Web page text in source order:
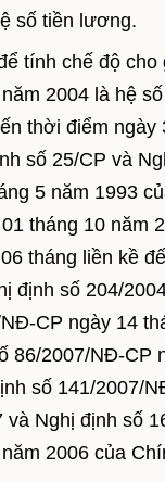
số tiền lương.
tính chế độ
2004 là hệ
thời điểm ngày
số 25/CP và
5 năm 1993
tháng 10 năm
tháng liền kề
định số 204/
CP ngày 14
86/2007/NĐ-CP
số 141/2007/
và Nghị định số
2006 của